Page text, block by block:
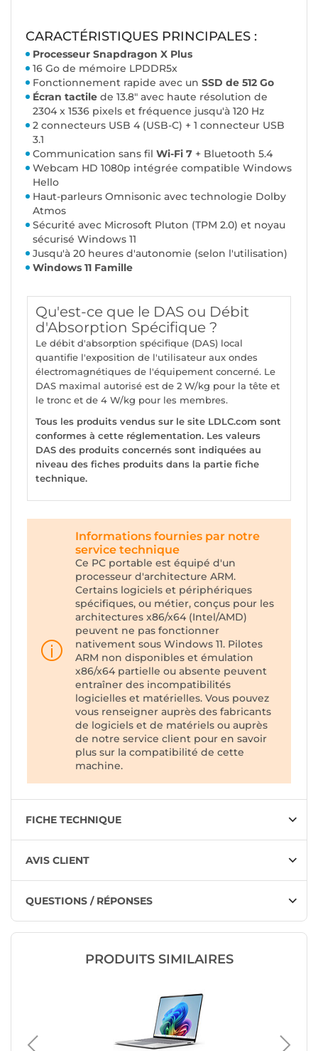
CARACTÉRISTIQUES PRINCIPALES :
Processeur Snapdragon X Plus
16 Go de mémoire LPDDR5x
Fonctionnement rapide avec un SSD de 512 Go
Écran tactile de 13.8" avec haute résolution de
2304 x 1536 pixels et fréquence jusqu'à 120 Hz
2 connecteurs USB 4 (USB-C) + 1 connecteur USB
3.1
Communication sans fil Wi-Fi 7 + Bluetooth 5.4
Webcam HD 1080p intégrée compatible Windows
Hello
Haut-parleurs Omnisonic avec technologie Dolby
Atmos
Sécurité avec Microsoft Pluton (TPM 2.0) et noyau
sécurisé Windows 11
Jusqu'à 20 heures d'autonomie (selon l'utilisation)
Windows 11 Famille
Qu'est-ce que le DAS ou Débit
d'Absorption Spécifique ?
Le débit d'absorption spécifique (DAS) local
quantifie l'exposition de l'utilisateur aux ondes
électromagnétiques de l'équipement concerné. Le
DAS maximal autorisé est de 2 W/kg pour la tête et
le tronc et de 4 W/kg pour les membres.
Tous les produits vendus sur le site LDLC.com sont
conformes à cette réglementation. Les valeurs
DAS des produits concernés sont indiquées au
niveau des fiches produits dans la partie fiche
technique.
Informations fournies par notre
service technique
Ce PC portable est équipé d'un
processeur d'architecture ARM.
Certains logiciels et périphériques
spécifiques, ou métier, conçus pour les
architectures x86/x64 (Intel/AMD)
peuvent ne pas fonctionner
nativement sous Windows 11. Pilotes
ARM non disponibles et émulation
x86/x64 partielle ou absente peuvent
entraîner des incompatibilités
logicielles et matérielles. Vous pouvez
vous renseigner auprès des fabricants
de logiciels et de matériels ou auprès
de notre service client pour en savoir
plus sur la compatibilité de cette
machine.
FICHE TECHNIQUE
AVIS CLIENT
QUESTIONS / RÉPONSES
PRODUITS SIMILAIRES